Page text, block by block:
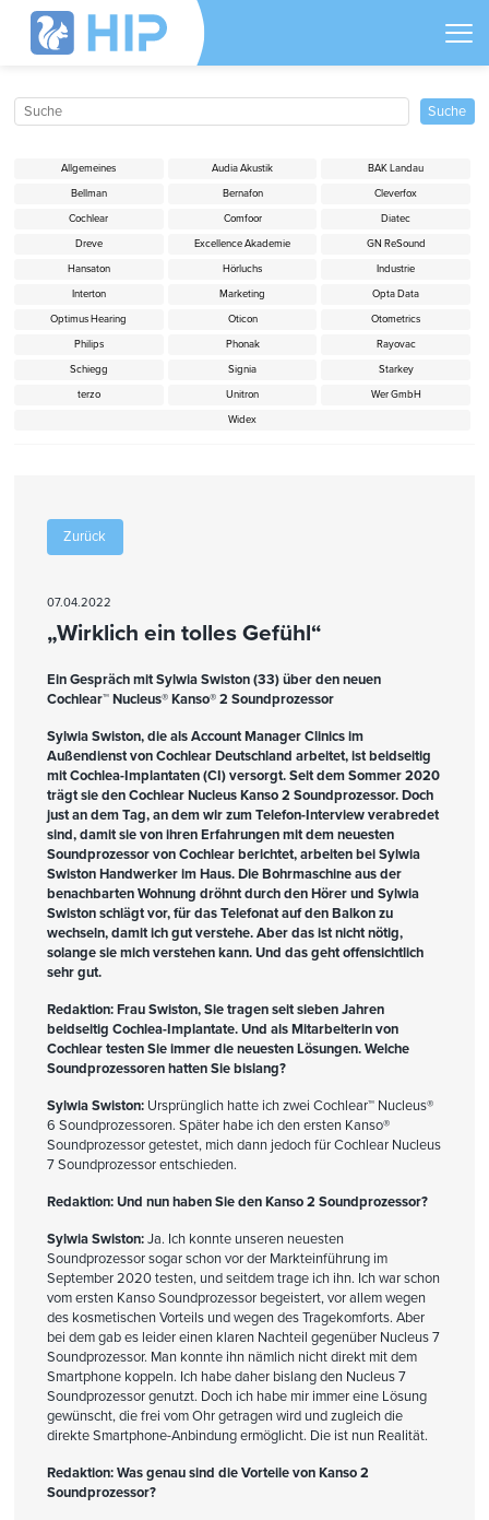
Zurück
07.04.2022
„Wirklich ein tolles Gefühl“
Ein Gespräch mit Sylwia Swiston (33) über den neuen
Cochlear™ Nucleus®Kanso®2 Soundprozessor
Sylwia Swiston, die als Account Manager Clinics im
Außendienst von Cochlear Deutschland arbeitet, ist beidseitig
mit Cochlea-Implantaten (CI) versorgt. Seit dem Sommer 2020
trägt sie den Cochlear Nucleus Kanso 2 Soundprozessor. Doch
just an dem Tag, an dem wir zum Telefon-Interview verabredet
sind, damit sie von ihren Erfahrungen mit dem neuesten
Soundprozessor von Cochlear berichtet, arbeiten bei Sylwia
Swiston Handwerker im Haus. Die Bohrmaschine aus der
benachbarten Wohnung dröhnt durch den Hörer und Sylwia
Swiston schlägt vor, für das Telefonat auf den Balkon zu
wechseln, damit ich gut verstehe. Aber das ist nicht nötig,
solange sie mich verstehen kann. Und das geht offensichtlich
sehr gut.
Redaktion: Frau Swiston, Sie tragen seit sieben Jahren
beidseitig Cochlea-Implantate. Und als Mitarbeiterin von
Cochlear testen Sie immer die neuesten Lösungen. Welche
Soundprozessoren hatten Sie bislang?
Sylwia Swiston: Ursprünglich hatte ich zwei Cochlear™ Nucleus®
6 Soundprozessoren. Später habe ich den ersten Kanso®
Soundprozessor getestet, mich dann jedoch für Cochlear Nucleus
7 Soundprozessor entschieden.
Redaktion: Und nun haben Sie den Kanso 2 Soundprozessor?
Sylwia Swiston:Ja. Ich konnte unseren neuesten
Soundprozessor sogar schon vor der Markteinführung im
September 2020 testen, und seitdem trage ich ihn. Ich war schon
vom ersten Kanso Soundprozessor begeistert, vor allem wegen
des kosmetischen Vorteils und wegen des Tragekomforts. Aber
bei dem gab es leider einen klaren Nachteil gegenüber Nucleus 7
Soundprozessor. Man konnte ihn nämlich nicht direkt mit dem
Smartphone koppeln. Ich habe daher bislang den Nucleus 7
Soundprozessor genutzt. Doch ich habe mir immer eine Lösung
gewünscht, die frei vom Ohr getragen wird und zugleich die
direkte Smartphone-Anbindung ermöglicht. Die ist nun Realität.
Redaktion: Was genau sind die Vorteile von Kanso 2
Soundprozessor?
Allgemeines Audia Akustik
BAK Landau
Bellman
Bernafon
Cleverfox
Cochlear
Comfoor
Diatec
Dreve
Excellence Akademie
GN ReSound
Hansaton
Hörluchs
Industrie
Interton
Marketing
Opta Data
Optimus Hearing
Oticon
Otometrics
Philips
Phonak
Rayovac
Schiegg
Signia
Starkey
terzo
Unitron
Wer GmbH
Widex